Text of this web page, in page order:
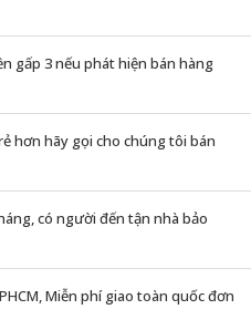
gấp 3 nếu phát hiện bán hàng
hơn hãy gọi cho chúng tôi bán
có người đến tận nhà bảo
Miễn phí giao toàn quốc đơn